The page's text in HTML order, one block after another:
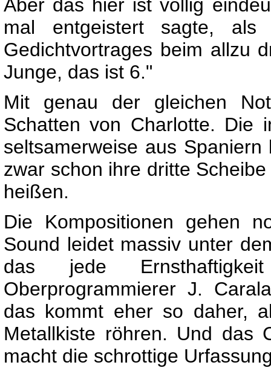
Aber das hier ist völlig
mal entgeistert sagte,
Gedichtvortrages beim allzu
Junge, das ist 6."
Mit genau der gleichen
Schatten von Charlotte. Die
seltsamerweise aus
zwar schon ihre dritte
heißen.
Die Kompositionen gehen
Sound leidet massiv unter
das jede
Oberprogrammierer J.
das kommt eher so daher,
Metallkiste röhren. Und das
macht die schrottige